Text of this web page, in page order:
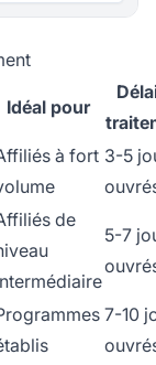
Idéal pour
à fort 3-5
de
5-7
7-10